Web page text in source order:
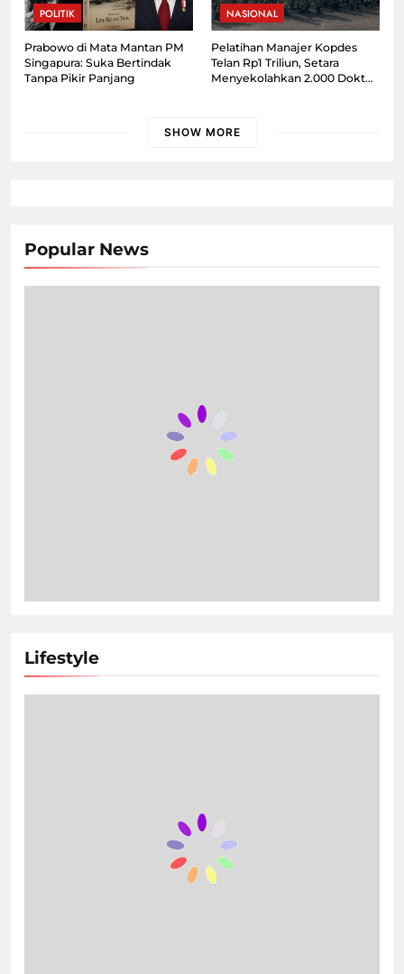
POLITIK
Prabowo di Mata Mantan PM
Singapura: Suka Bertindak
Tanpa Pikir Panjang
NASIONAL
Pelatihan Manajer Kopdes
Telan Rp1 Triliun, Setara
Menyekolahkan 2.000 Dokter
SHOW MORE
Popular News
Lifestyle